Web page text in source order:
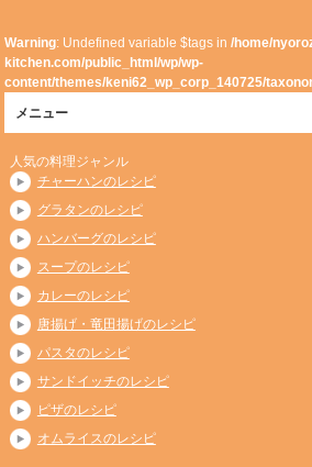
Warning: Undefined variable $tags in/home/
kitchen.com/public_html/wp/wp-
content/themes/keni62_wp_corp_140725/
メニュー
人気の料理ジャンル
チャーハンのレシピ
グラタンのレシピ
ハンバーグのレシピ
スープのレシピ
カレーのレシピ
唐揚げ・竜田揚げのレシピ
パスタのレシピ
サンドイッチのレシピ
ピザのレシピ
オムライスのレシピ